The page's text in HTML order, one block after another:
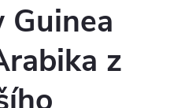
Guinea
z